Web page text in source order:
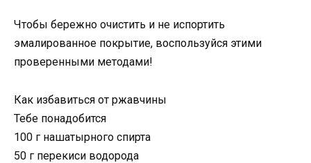
Чтобы бережно очистить и не испортить
эмалированное покрытие, воспользуйся этими
проверенными методами!
Как избавиться от ржавчины
Тебе понадобится
100 г нашатырного спирта
50 г перекиси водорода